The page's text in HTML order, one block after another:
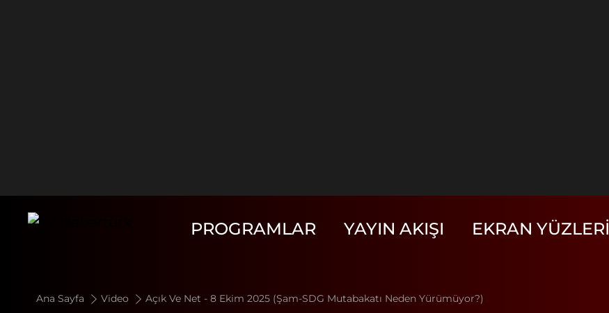
PROGRAMLAR YAYIN AKIŞI EKRAN YÜZLERI
Ana Sayfa Video Açık Ve Net - 8 Ekim 2025 (Şam-SDG Mutabakatı Neden Yürümüyor?)